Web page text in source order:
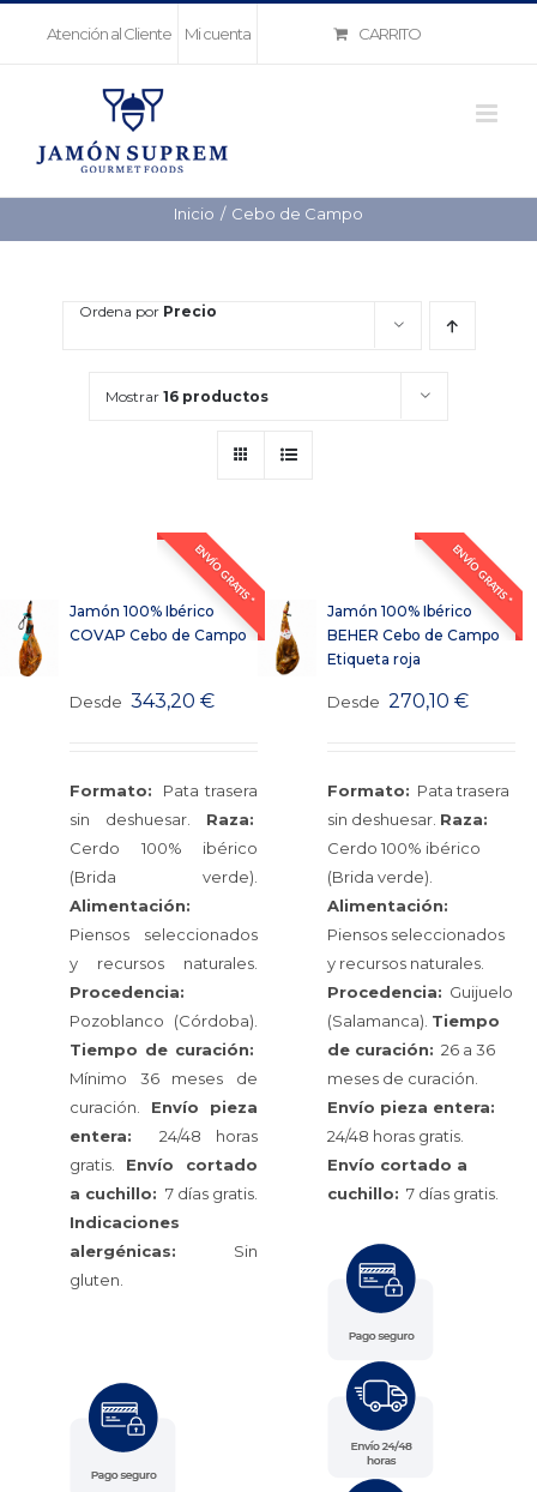
Atención al Cliente Mi cuenta CARRITO
Inicio Cebo de Campo
Ordena por Precio
Mostrar 16 productos
ENVÍO GRATIS *
Jamón 100% Ibérico
COVAP Cebo de Campo
Desde 343,20€
Formato: Pata trasera
sin deshuesar. Raza:
Cerdo 100% ibérico
(Brida verde).
Alimentación:
Piensos seleccionados
y recursos naturales.
Procedencia:
Pozoblanco (Córdoba).
Tiempo de curación:
Mínimo 36 meses de
curación. Envío pieza
entera: 24/48 horas
gratis. Envío cortado
a cuchillo: 7 días gratis.
Indicaciones
alergénicas: Sin
gluten.
ENVÍO GRATIS *
Jamón 100% Ibérico
BEHER Cebo de Campo
Etiqueta roja
Desde 270,10€
Formato: Pata trasera
sin deshuesar. Raza:
Cerdo 100% ibérico
(Brida verde).
Alimentación:
Piensos seleccionados
y recursos naturales.
Procedencia: Guijuelo
(Salamanca). Tiempo
de curación: 26 a 36
meses de curación.
Envío pieza entera:
24/48 horas gratis.
Envío cortado a
cuchillo: 7 días gratis.